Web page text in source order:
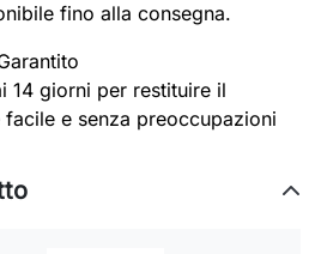
fino alla consegna.
14 giorni per restituire il
e senza preoccupazioni